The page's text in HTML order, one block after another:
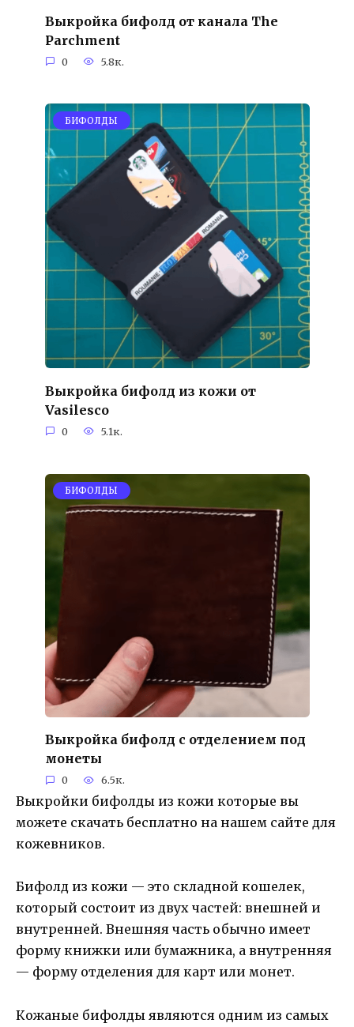
Выкройка бифолд от канала The
Parchment
0 5.8к.
БИФОЛДЫ
Выкройка бифолд из кожи от
Vasilesco
0 5.1к.
БИФОЛДЫ
Выкройка бифолд с отделением под
монеты
0 6.5к.
Выкройки бифолды из кожи которые вы
можете скачать бесплатно на нашем сайте для
кожевников.
Бифолд из кожи — это складной кошелек,
который состоит из двух частей: внешней и
внутренней. Внешняя часть обычно имеет
форму книжки или бумажника, а внутренняя
— форму отделения для карт или монет.
Кожаные бифолды являются одним из самых